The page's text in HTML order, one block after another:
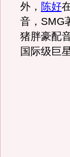
外， 陈好
音，SMG
猪胖豪配
国际级巨星